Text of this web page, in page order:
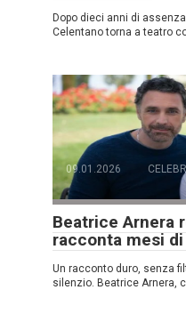
Dopo dieci anni di
Celentano torna a teatro
09.01.2026
Beatrice Arnera
racconta mesi
Un racconto duro, senza
silenzio. Beatrice Arnera,